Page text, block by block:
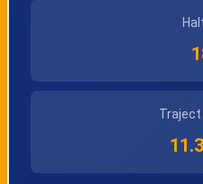
Traject